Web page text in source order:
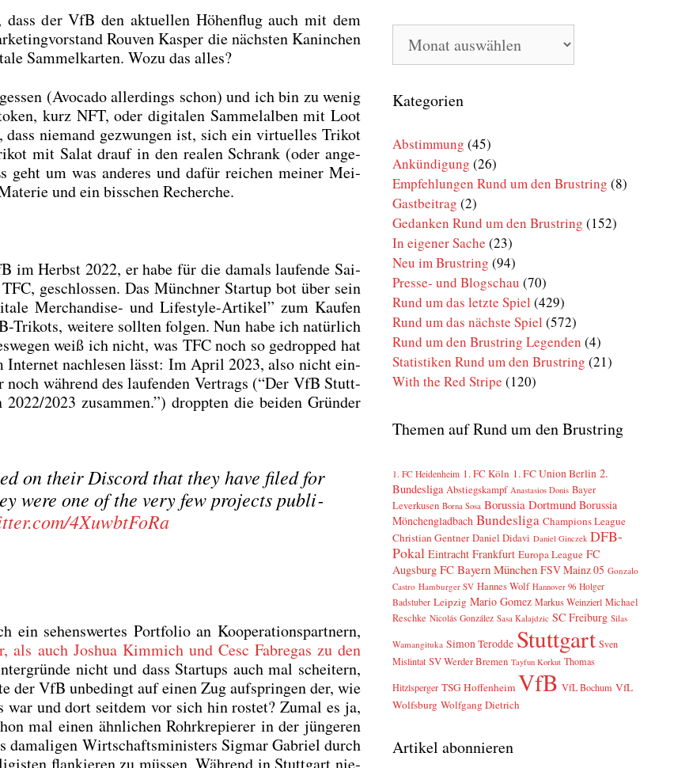
der VfB den aktu­el­len Höhen­flug auch mit dem
Rou­ven Kas­per die nächs­ten Kanin­chen
Sam­mel­kar­ten. Wozu das alles?
(Avo­ca­do aller­dings schon) und ich bin zu wenig
kurz NFT, oder digi­ta­len Sam­mel­al­ben mit Loot
nie­mand gezwun­gen ist, sich ein vir­tu­el­les Tri­kot
mit Salat drauf in den rea­len Schrank (oder ange­
geht um was ande­res und dafür rei­chen mei­ner Mei­
und ein biss­chen Recher­che.
im Herbst 2022, er habe für die damals lau­fen­de Sai­
geschlos­sen. Das Münch­ner Start­up bot über sein
Mer­chan­di­se- und Life­style-Arti­kel” zum Kau­fen
Tri­kots, wei­te­re soll­ten fol­gen. Nun habe ich natür­lich
weiß ich nicht, was TFC noch so gedrop­ped hat
Inter­net nach­le­sen lässt: Im April 2023, also nicht ein­
wäh­rend des lau­fen­den Ver­trags (“Der VfB Stutt­
2023 zusam­men.”) dropp­ten die bei­den Grün­der
on their Dis­cord that they have filed for
were one of the very few pro­jects publi­
4XuwbtFoRa
sehens­wer­tes Port­fo­lio an Koope­ra­ti­ons­part­nern,
als auch Joshua Kim­mich und Cesc Fab­re­gas zu den
nicht und dass Start­ups auch mal schei­tern,
der VfB unbe­dingt auf einen Zug auf­sprin­gen der, wie
und dort seit­dem vor sich hin ros­tet? Zumal es ja,
mal einen ähn­li­chen Rohr­kre­pie­rer in der jün­ge­ren
dama­li­gen Wirt­schafts­mi­nis­ters Sig­mar Gabri­el durch
flan­kie­ren zu müs­sen. Wäh­rend in Stutt­gart nie­
Bisher
auf
Rund
den
Brustring
Kategorien
Abstimmung (45)
Ankündigung (26)
Empfehlungen Rund um den Brustring (8)
Gastbeitrag (2)
Gedanken Rund um den Brustring (152)
In eigener Sache (23)
Neu im Brustring (94)
Presse- und Blogschau (70)
Rund um das letzte Spiel (429)
Rund um das nächste Spiel (572)
Rund um den Brustring Legenden (4)
Statistiken Rund um den Brustring (21)
With the Red Stripe (120)
Themen auf Rund um den Brustring
1. FC Heidenheim 1. FC Köln 1. FC Union Berlin 2.
Bundesliga Abstiegskampf Anastasios Donis Bayer
Leverkusen Borna Sosa Borussia Dortmund Borussia
Mönchengladbach Bundesliga Champions League
Christian Gentner Daniel Didavi Daniel Ginczek DFB-
Pokal Eintracht Frankfurt Europa League FC
Augsburg FC Bayern München FSV Mainz 05 Gonzalo
Castro Hamburger SV Hannes Wolf Hannover 96 Holger
Badstuber Leipzig Mario Gomez Markus Weinzierl Michael
Reschke Nicolás González Sasa Kalajdzic SC Freiburg Silas
Wamangituka Simon Terodde Stuttgart Sven
Mislintat SV Werder Bremen Tayfun Korkut Thomas
Hitzlsperger TSG Hoffenheim VfB VfL Bochum VfL
Wolfsburg Wolfgang Dietrich
Artikel abonnieren